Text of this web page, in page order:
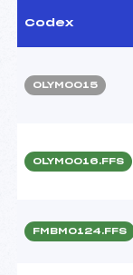
Codex
OLYM0015
OLYM0016.FFS
FMBM0124.FFS